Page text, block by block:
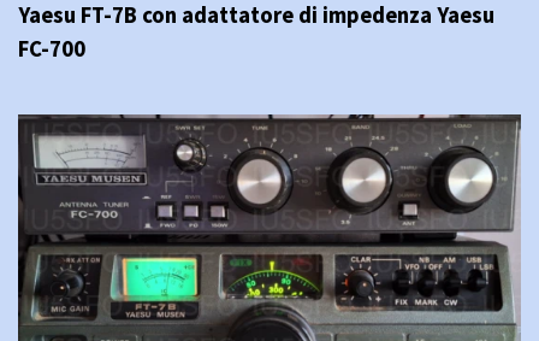
Yaesu FT-7B con adattatore di impedenza Yaesu
FC-700